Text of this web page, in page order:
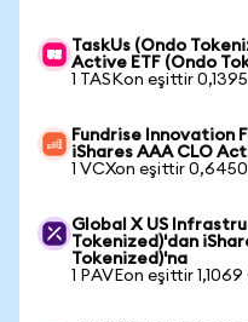
TaskUs (Ondo
Active ETF (Ondo
1 TASKon eşittir
Fundrise Innovation
iShares AAA CLO
1 VCXon eşittir
Global X US
Tokenized)'dan
Tokenized)'na
1 PAVEon eşittir